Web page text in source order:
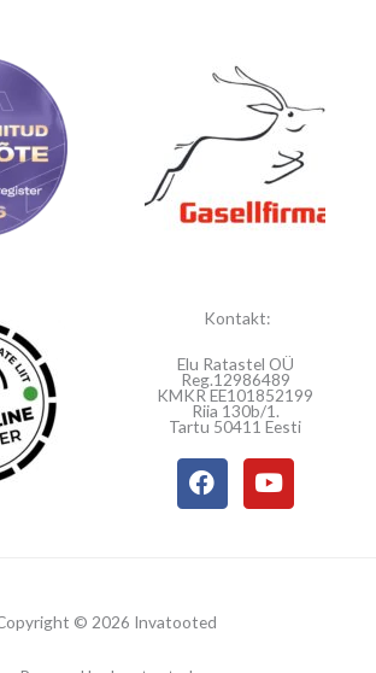
Kontakt:
Elu Ratastel OÜ
Reg.12986489
KMKR EE101852199
Riia 130b/1.
Tartu 50411 Eesti
F
a
o
Y
o
© 2026 Invatooted